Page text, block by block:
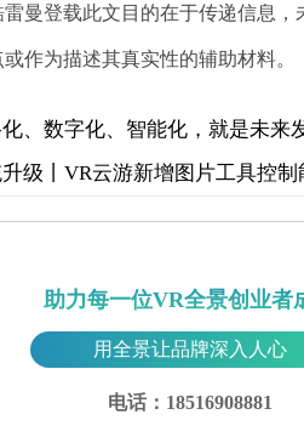
曼登载此文目的在于传递信息
作为描述其真实性的辅助材料。
化、数字化、智能化，就是未来
级丨VR云游新增图片工具控制
助力每一位VR全景创业者
用全景让品牌深入人心
电话：18516908881